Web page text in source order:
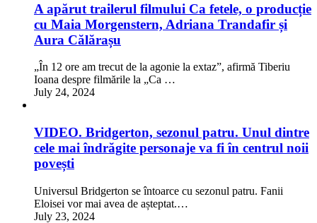
A apărut trailerul filmului Ca fetele, o producție
cu Maia Morgenstern, Adriana Trandafir și
Aura Călărașu
„În 12 ore am trecut de la agonie la extaz”, afirmă Tiberiu
Ioana despre filmările la „Ca …
July 24, 2024
VIDEO. Bridgerton, sezonul patru. Unul dintre
cele mai îndrăgite personaje va fi în centrul noii
povești
Universul Bridgerton se întoarce cu sezonul patru. Fanii
Eloisei vor mai avea de așteptat.…
July 23, 2024